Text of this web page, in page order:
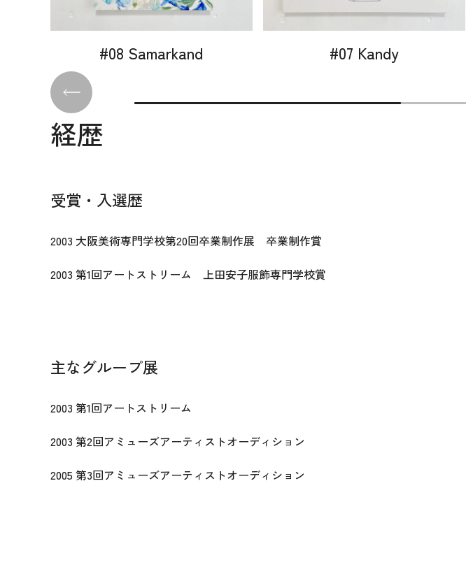
#08 Samarkand #07 Kandy
経歴
受賞・入選歴
2003 大阪美術専門学校第20回卒業制作展 卒業制作賞
2003 第1回アートストリーム 上田安子服飾専門学校賞
主なグループ展
2003 第1回アートストリーム
2003 第2回アミューズアーティストオーディション
2005 第3回アミューズアーティストオーディション